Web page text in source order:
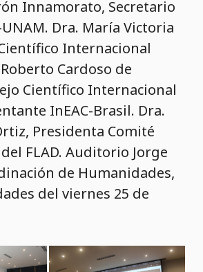
Innamorato, Secretario
Dra. María Victoria
Internacional
Roberto Cardoso de
Científico Internacional
InEAC-Brasil. Dra.
Presidenta Comité
FLAD. Auditorio Jorge
de Humanidades,
del viernes 25 de